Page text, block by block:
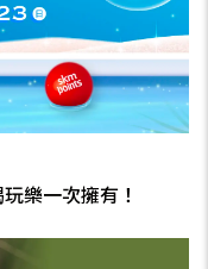
樂一次擁有！